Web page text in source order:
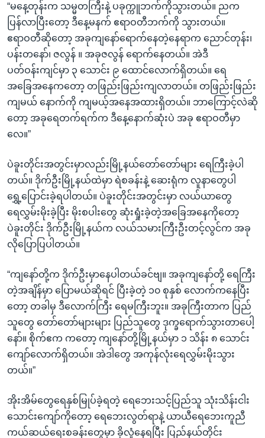
“မနေ့တုန်းက သမ္မတကြီးနဲ့ ပခုက္ကူဘက်ကိုသွားတယ်။ ညက
ပြန်လာပြီးတော့ ဒီနေ့မနက် ဧရာဝတီဘက်ကို သွားတယ်။
ဧရာဝတီဆိုတော့ အခုကျနော်ရောက်နေတဲ့နေရာက ညောင်တုန်း၊
ပန်းတနော်၊ ဇလွန် ။ အခုဇလွန် ရောက်နေတယ်။ အဲဒီ
ပတ်ဝန်းကျင်မှာ ၃ သောင်း ၉ ထောင်လောက်ရှိတယ်။ ရေ
အခြေအနေကတော့ တဖြည်းဖြည်းကျလာတယ်။ တဖြည်းဖြည်း
ကျမယ် နောက်ကို ကျမယ့်အနေအထားရှိတယ်။ ဘာကြောင့်လဲဆို
တော့ အခုရေတက်ရက်က ဒီနေ့နောက်ဆုံးပဲ အခု ဧရာဝတီမှာ
လေ။”
ပဲခူးတိုင်းအတွင်းမှာလည်းမြို့နယ်တော်တော်များ ရေကြီးခဲ့ပါ
တယ်။ ဒိုက်ဦးမြို့နယ်ထဲမှာ ရဲစခန်းနဲ့ ဆေးရုံက လူနာတွေပါ
ရွှေ့ပြောင်းခဲ့ရပါတယ်။ ပဲခူးတိုင်းအတွင်းမှာ လယ်ယာတွေ
ရေလွှမ်းမိုးခဲ့ပြီး မိုးစပါးတွေ ဆုံးရှုံးခဲ့တဲ့အခြေအနေကိုတော့
ပဲခူးတိုင်း ဒိုက်ဦးမြို့နယ်က လယ်သမားကြီးဦးတင့်လွင်က အခု
လိုပြောပြပါတယ်။
“ကျနော်တို့က ဒိုက်ဦးမှာနေပါတယ်ခင်ဗျ။ အခုကျနော်တို့ ရေကြီး
တဲ့အချိန်မှာ ပြောမယ်ဆိုရင် ပြီးခဲ့တဲ့ ၁၀ စုနှစ် လောက်ကနေပြီး
တော့ တခါမှ ဒီလောက်ကြီး ရေမကြီးဘူး။ အခုကြီးတာက ပြည်
သူတွေ တော်တော်များများ ပြည်သူတွေ ဒုက္ခရောက်သွားတာပေါ့
နော်။ စိုက်ဧက ကတော့ ကျနော်တို့မြို့နယ်မှာ ၁ သိန်း ၈ သောင်း
ကျော်လောက်ရှိတယ်။ အဲဒါတွေ အကုန်လုံးရေလွှမ်းမိုးသွား
တယ်။”
အိုးအိမ်တွေရေနှစ်မြုပ်ခဲ့ရတဲ့ ရေဘေးသင့်ပြည်သူ သုံးသိန်းငါး
သောင်းကျော်ကိုတော့ ရေဘေးလွတ်ရာနဲ့ ယာယီရေဘေးကူညီ
ကယ်ဆယ်ရေးစခန်းတွေမှာ ခိုလှုံနေရပြီး ပြည်နယ်တိုင်း